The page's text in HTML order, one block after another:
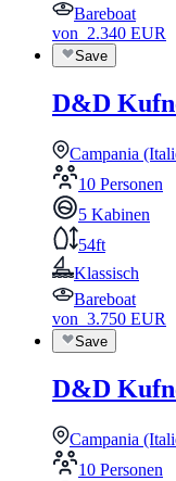
Bareboat
von 2.340 EUR
Save
D&D
Campania
10 Personen
5 Kabinen
54ft
Klassisch
Bareboat
von 3.750 EUR
Save
D&D
Campania
10 Personen